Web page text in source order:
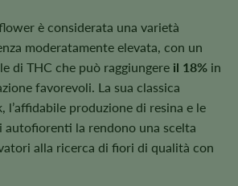
è considerata una varietà
moderatamente elevata, con un
di THC che può raggiungere il 18% in
favorevoli. La sua classica
l’affidabile produzione di resina e le
autofiorenti la rendono una scelta
alla ricerca di fiori di qualità con